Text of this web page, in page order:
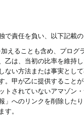
で責任を負い、以下記載
えることも含め、プロ
乙は、当初の比率を維持
ない方法または事実とし
。甲が乙に提供すること
トされていないアマゾン
」へのリンクを削除した
す。